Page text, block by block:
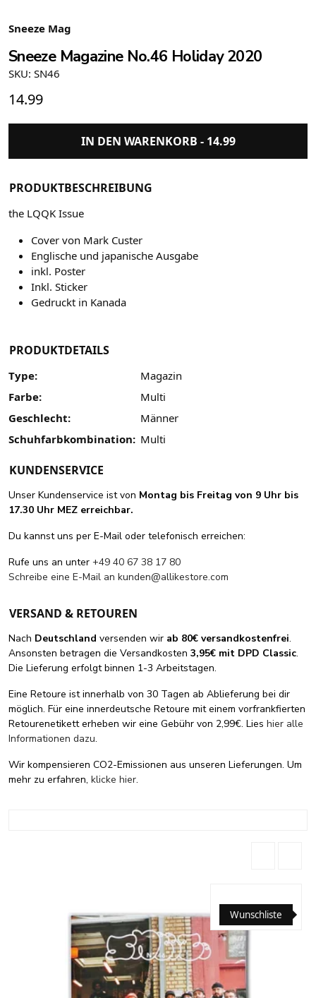
Sneeze Mag
Sneeze Magazine No.46 Holiday 2020
SKU: SN46
14.99
IN DEN WARENKORB - 14.99
PRODUKTBESCHREIBUNG
the LQQK Issue
Cover von Mark Custer
Englische und japanische Ausgabe
inkl. Poster
Inkl. Sticker
Gedruckt in Kanada
PRODUKTDETAILS
Type:
Magazin
Farbe:
Multi
Geschlecht:
Männer
Schuhfarbkombination: Multi
KUNDENSERVICE
Unser Kundenservice ist von Montag bis Freitag von 9 Uhr bis
17.30 Uhr MEZ erreichbar.
Du kannst uns per E-Mail oder telefonisch erreichen:
Rufe uns an unter +49 40 67 38 17 80
Schreibe eine E-Mail an kunden@allikestore.com
VERSAND & RETOUREN
Nach Deutschland versenden wir ab 80€ versandkostenfrei.
Ansonsten betragen die Versandkosten 3,95€ mit DPD Classic.
Die Lieferung erfolgt binnen 1-3 Arbeitstagen.
Eine Retoure ist innerhalb von 30 Tagen ab Ablieferung bei dir
möglich. Für eine innerdeutsche Retoure mit einem vorfrankfierten
Retourenetikett erheben wir eine Gebühr von 2,99€. Lies hier alle
Informationen dazu.
Wir kompensieren CO2-Emissionen aus unseren Lieferungen. Um
mehr zu erfahren, klicke hier.
Wunschliste